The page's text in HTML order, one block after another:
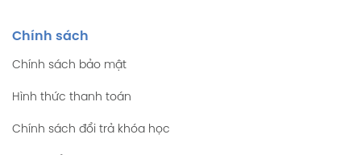
Chính sách
Chính sách bảo mật
Hình thức thanh toán
Chính sách đổi trả khóa học